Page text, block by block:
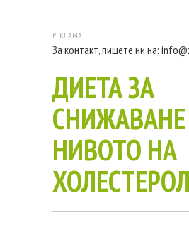
За контакт, пишете ни на:
ДИЕТА ЗА
СНИЖАВАНЕ
НИВОТО НА